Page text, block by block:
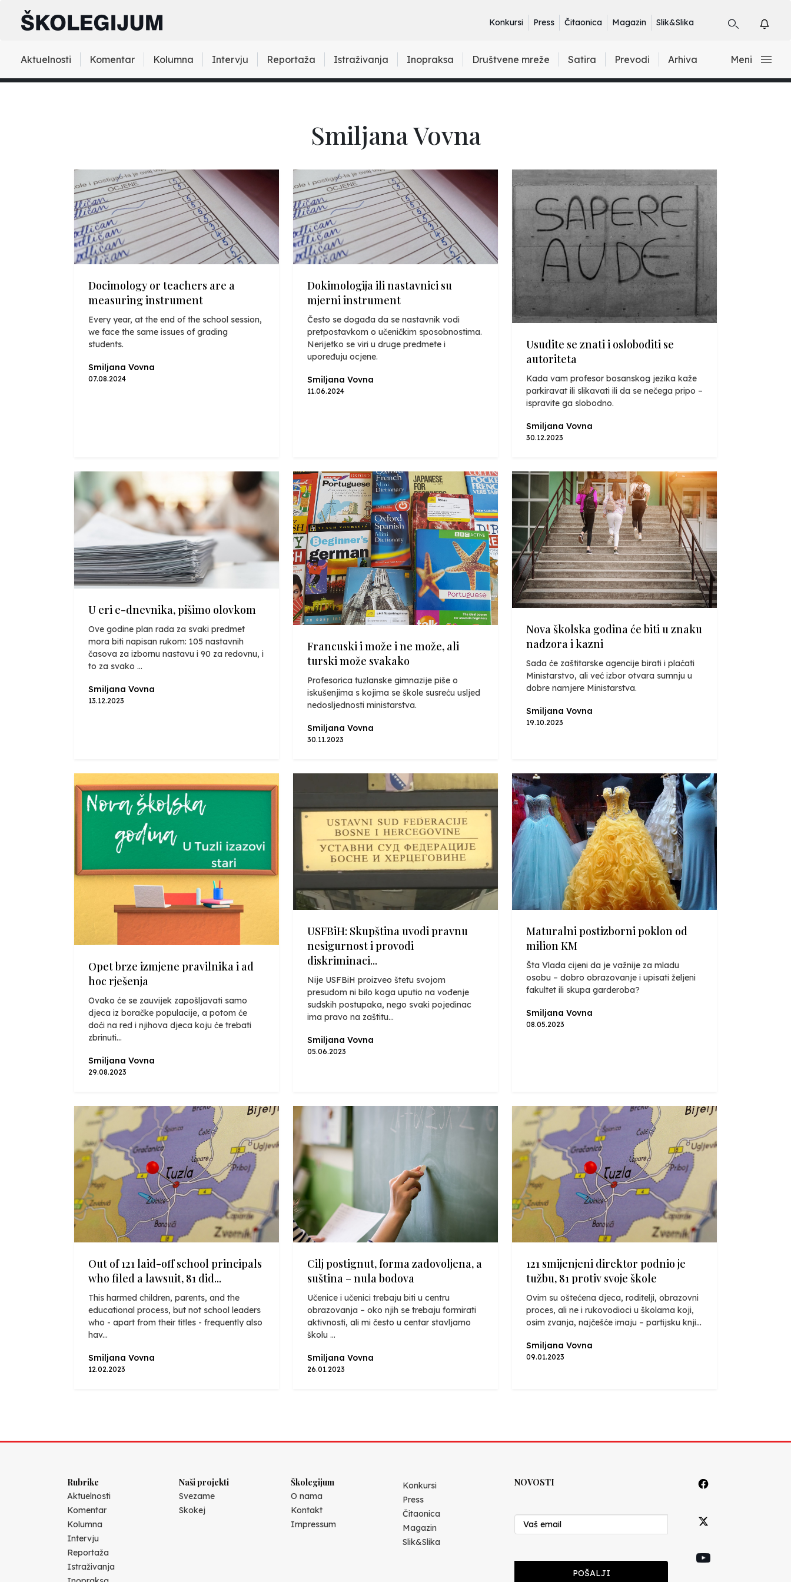
Konkursi Press Čitaonica Magazin Slik&Slika
Aktuelnosti Komentar Kolumna Intervju Reportaža Istraživanja Inopraksa Društvene mreže Satira Prevodi Arhiva Meni
Smiljana Vovna
Docimology or teachers are a
measuring instrument
Every year, at the end of the school session,
we face the same issues of grading
students.
Smiljana Vovna
07.08.2024
Dokimologija ili nastavnici su
mjerni instrument
Često se događa da se nastavnik vodi
pretpostavkom o učeničkim sposobnostima.
Nerijetko se viri u druge predmete i
upoređuju ocjene.
Smiljana Vovna
11.06.2024
Usudite se znati i osloboditi se
autoriteta
Kada vam profesor bosanskog jezika kaže
parkiravat ili slikavati ili da se nečega pripo –
ispravite ga slobodno.
Smiljana Vovna
30.12.2023
U eri e-dnevnika, pišimo olovkom
Ove godine plan rada za svaki predmet
mora biti napisan rukom: 105 nastavnih
časova za izbornu nastavu i 90 za redovnu, i
to za svako ...
Smiljana Vovna
13.12.2023
Francuski i može i ne može, ali
turski može svakako
Profesorica tuzlanske gimnazije piše o
iskušenjima s kojima se škole susreću usljed
nedosljednosti ministarstva.
Smiljana Vovna
30.11.2023
Nova školska godina će biti u znaku
nadzora i kazni
Sada će zaštitarske agencije birati i plaćati
Ministarstvo, ali već izbor otvara sumnju u
dobre namjere Ministarstva.
Smiljana Vovna
19.10.2023
Opet brze izmjene pravilnika i ad
hoc rješenja
Ovako će se zauvijek zapošljavati samo
djeca iz boračke populacije, a potom će
doći na red i njihova djeca koju će trebati
zbrinuti...
Smiljana Vovna
29.08.2023
USFBiH: Skupština uvodi pravnu
nesigurnost i provodi
diskriminaci...
Nije USFBiH proizveo štetu svojom
presudom ni bilo koga uputio na vođenje
sudskih postupaka, nego svaki pojedinac
ima pravo na zaštitu...
Smiljana Vovna
05.06.2023
Maturalni postizborni poklon od
milion KM
Šta Vlada cijeni da je važnije za mladu
osobu – dobro obrazovanje i upisati željeni
fakultet ili skupa garderoba?
Smiljana Vovna
08.05.2023
Out of 121 laid-off school principals
who filed a lawsuit, 81 did...
This harmed children, parents, and the
educational process, but not school leaders
who - apart from their titles - frequently also
hav...
Smiljana Vovna
12.02.2023
Cilj postignut, forma zadovoljena, a
suština – nula bodova
Učenice i učenici trebaju biti u centru
obrazovanja – oko njih se trebaju formirati
aktivnosti, ali mi često u centar stavljamo
školu ...
Smiljana Vovna
26.01.2023
121 smijenjeni direktor podnio je
tužbu, 81 protiv svoje škole
Ovim su oštećena djeca, roditelji, obrazovni
proces, ali ne i rukovodioci u školama koji,
osim zvanja, najčešće imaju – partijsku knji...
Smiljana Vovna
09.01.2023
Rubrike
Aktuelnosti
Komentar
Kolumna
Intervju
Reportaža
Istraživanja
Naši projekti
Svezame
Skokej
Školegijum
O nama
Kontakt
Impressum
Konkursi
Press
Čitaonica
Magazin
Slik&Slika
NOVOSTI
POŠALJI